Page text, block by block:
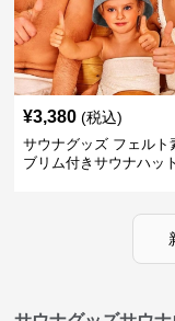
¥3,380 (税込)
サウナグッズ フェルト
ブリム付きサウナハット